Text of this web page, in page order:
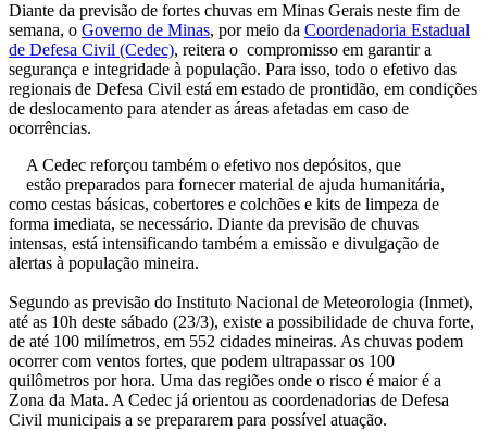
Diante da previsão de fortes chuvas em Minas Gerais neste fim de
semana, o Governo de Minas, por meio da Coordenadoria Estadual
de Defesa Civil (Cedec), reitera o compromisso em garantir a
segurança e integridade à população. Para isso, todo o efetivo das
regionais de Defesa Civil está em estado de prontidão, em condições
de deslocamento para atender as áreas afetadas em caso de
ocorrências.
A Cedec reforçou também o efetivo nos depósitos, que
estão preparados para fornecer material de ajuda humanitária,
como cestas básicas, cobertores e colchões e kits de limpeza de
forma imediata, se necessário. Diante da previsão de chuvas
intensas, está intensificando também a emissão e divulgação de
alertas à população mineira.
Segundo as previsão do Instituto Nacional de Meteorologia (Inmet),
até as 10h deste sábado (23/3), existe a possibilidade de chuva forte,
de até 100 milímetros, em 552 cidades mineiras. As chuvas podem
ocorrer com ventos fortes, que podem ultrapassar os 100
quilômetros por hora. Uma das regiões onde o risco é maior é a
Zona da Mata. A Cedec já orientou as coordenadorias de Defesa
Civil municipais a se prepararem para possível atuação.